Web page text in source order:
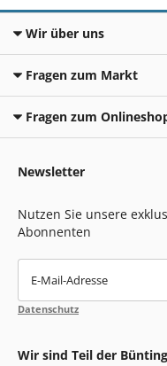
Wir über uns
Fragen zum Markt
Fragen zum
Newsletter
Nutzen Sie unsere
Abonnenten
E-Mail-Adresse
Datenschutz
Wir sind Teil der